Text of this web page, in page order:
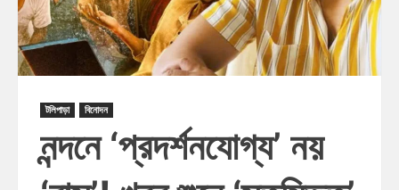
টলিপাড়া বিনোদন
নন্দনে ‘প্রদর্শনযোগ্য’ নয়